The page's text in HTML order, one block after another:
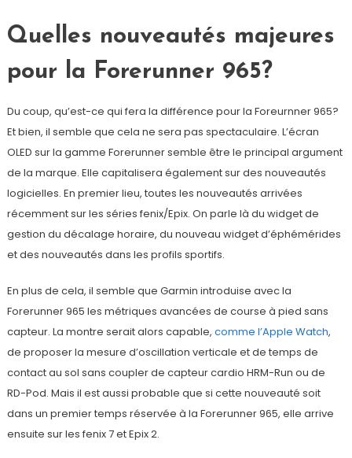
Quelles nouveautés majeures
pour la Forerunner 965?
Du coup, qu’est-ce qui fera la différence pour la Foreurnner 965?
Et bien, il semble que cela ne sera pas spectaculaire. L’écran
OLED sur la gamme Forerunner semble être le principal argument
de la marque. Elle capitalisera également sur des nouveautés
logicielles. En premier lieu, toutes les nouveautés arrivées
récemment sur les séries fenix/Epix. On parle là du widget de
gestion du décalage horaire, du nouveau widget d’éphémérides
et des nouveautés dans les profils sportifs.
En plus de cela, il semble que Garmin introduise avec la
Forerunner 965 les métriques avancées de course à pied sans
capteur. La montre serait alors capable, comme l’Apple Watch,
de proposer la mesure d’oscillation verticale et de temps de
contact au sol sans coupler de capteur cardio HRM-Run ou de
RD-Pod. Mais il est aussi probable que si cette nouveauté soit
dans un premier temps réservée à la Forerunner 965, elle arrive
ensuite sur les fenix 7 et Epix 2.